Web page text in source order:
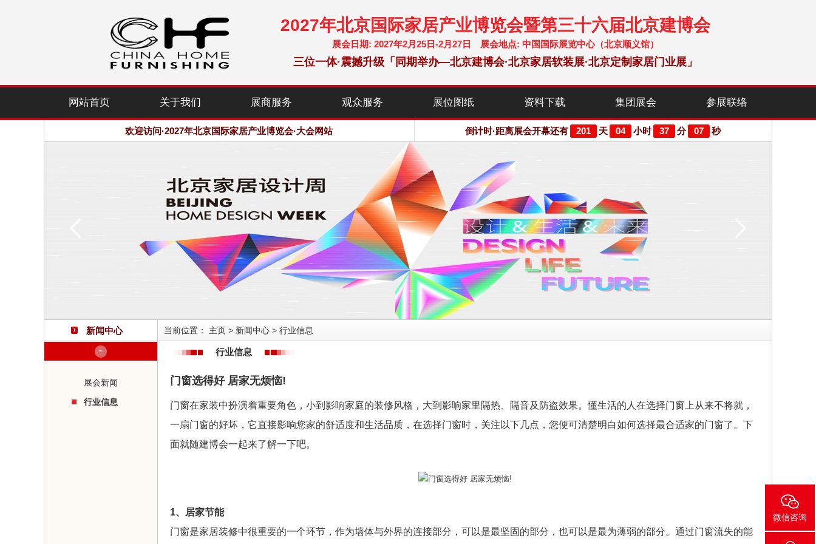
2027年北京国际家居产业博览会暨第三十六届北京建博会
展会日期: 2027年2月25日-2月27日 展会地点: 中国国际展览中心（北京顺义馆）
三位一体·震撼升级「同期举办—北京建博会·北京家居软装展·北京定制家居门业展」
网站首页 关于我们 展商服务 观众服务 展位图纸 资料下载 集团展会 参展联络
2027年北京建博会-组委会-大会网站：www.chf-expo.com
欢迎访问·2027年北京国际家居产业博览会·大会网站 倒计时·距离展会开幕还有 201 天 04 小时 37 分 06 秒
新闻中心
展会新闻
行业信息
当前位置： 主页 > 新闻中心 > 行业信息
行业信息
门窗选得好 居家无烦恼!
门窗在家装中扮演着重要角色，小到影响家庭的装修风格，大到影响家里隔热、隔音及防盗效果。懂生活的人在选择门窗上从来不将就，
一扇门窗的好坏，它直接影响您家的舒适度和生活品质，在选择门窗时，关注以下几点，您便可清楚明白如何选择最合适家的门窗了。下
面就随建博会一起来了解一下吧。
1、居家节能
门窗是家居装修中很重要的一个环节，作为墙体与外界的连接部分，可以是最坚固的部分，也可以是最为薄弱的部分。通过门窗流失的能
微信咨询